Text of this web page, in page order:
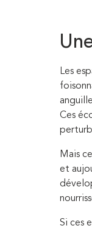
Les
Ces
Mais
et
Si ces